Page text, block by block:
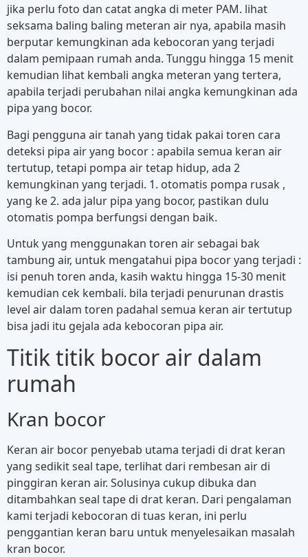
jika perlu foto dan catat angka di meter PAM. lihat
seksama baling baling meteran air nya, apabila masih
berputar kemungkinan ada kebocoran yang terjadi
dalam pemipaan rumah anda. Tunggu hingga 15 menit
kemudian lihat kembali angka meteran yang tertera,
apabila terjadi perubahan nilai angka kemungkinan ada
pipa yang bocor.
Bagi pengguna air tanah yang tidak pakai toren cara
deteksi pipa air yang bocor : apabila semua keran air
tertutup, tetapi pompa air tetap hidup, ada 2
kemungkinan yang terjadi. 1. otomatis pompa rusak ,
yang ke 2. ada jalur pipa yang bocor, pastikan dulu
otomatis pompa berfungsi dengan baik.
Untuk yang menggunakan toren air sebagai bak
tambung air, untuk mengatahui pipa bocor yang terjadi :
isi penuh toren anda, kasih waktu hingga 15-30 menit
kemudian cek kembali. bila terjadi penurunan drastis
level air dalam toren padahal semua keran air tertutup
bisa jadi itu gejala ada kebocoran pipa air.
Titik titik bocor air dalam
rumah
Kran bocor
Keran air bocor penyebab utama terjadi di drat keran
yang sedikit seal tape, terlihat dari rembesan air di
pinggiran keran air. Solusinya cukup dibuka dan
ditambahkan seal tape di drat keran. Dari pengalaman
kami terjadi kebocoran di tuas keran, ini perlu
penggantian keran baru untuk menyelesaikan masalah
kran bocor.